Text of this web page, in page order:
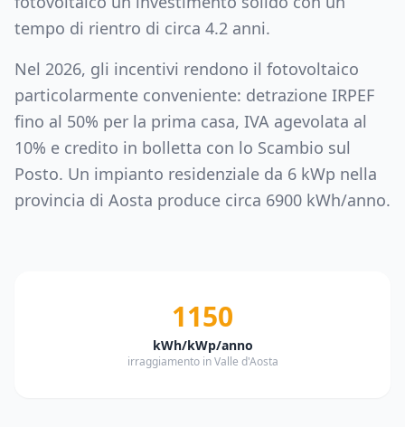
tempo di rientro di circa 4.2 anni.
Nel 2026, gli incentivi rendono il fotovoltaico
particolarmente conveniente: detrazione IRPEF
fino al 50% per la prima casa, IVA agevolata al
10% e credito in bolletta con lo Scambio sul
Posto. Un impianto residenziale da 6 kWp nella
provincia di Aosta produce circa 6900 kWh/anno.
1150
kWh/kWp/anno
irraggiamento in Valle d'Aosta